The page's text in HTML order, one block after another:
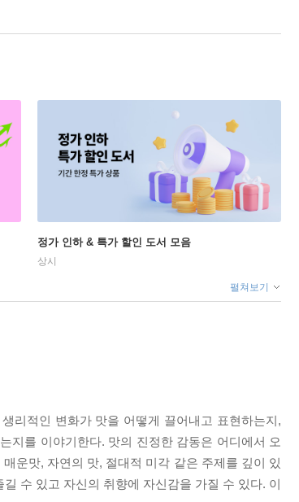
정가 인하 & 특가 할인 도서 모음
상시
펼쳐보기
리적인 변화가 맛을 어떻게 끌어내고 표현하는지,
지를 이야기한다. 맛의 진정한 감동은 어디에서 오
운맛, 자연의 맛, 절대적 미각 같은 주제를 깊이 있
수 있고 자신의 취향에 자신감을 가질 수 있다. 이